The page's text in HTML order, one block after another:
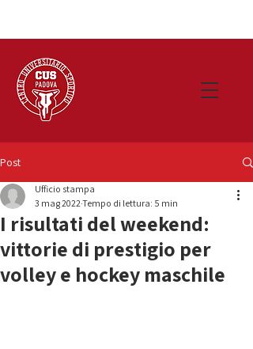
Post
I risultati del weekend:
vittorie di prestigio per
volley e hockey maschile
Ufficio stampa
3 mag 2022Tempo di lettura: 5 min